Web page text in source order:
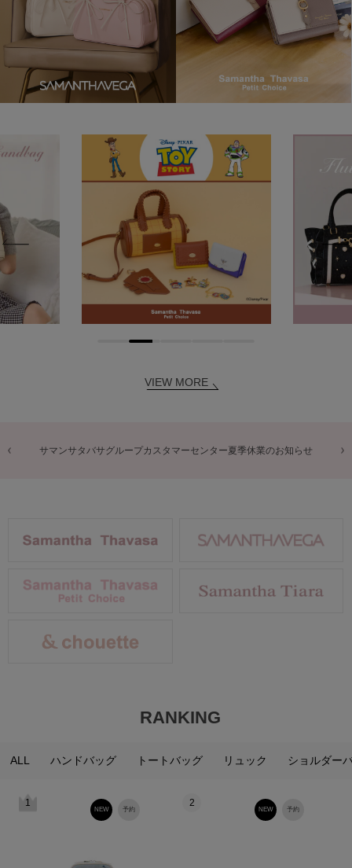
VIEW MORE
サマンサタバサグループカスタマーセンター夏季休業のお知らせ
RANKING
ALL ハンドバッグ トートバッグ リュック ショルダー
1
予約
NEW
2
予約
NEW